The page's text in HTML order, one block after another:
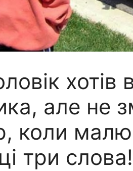
хотів
але не
коли
три слова!